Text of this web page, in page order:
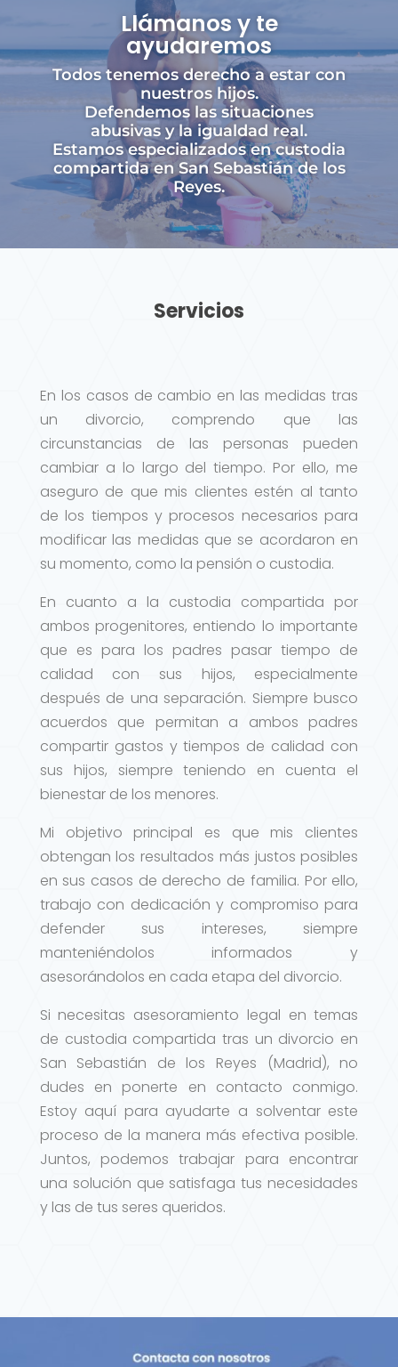
Llámanos y te
ayudaremos
Todos tenemos derecho a estar con
nuestros hijos.
Defendemos las situaciones
abusivas y la igualdad real.
Estamos especializados en custodia
compartida en San Sebastián de los
Reyes.
Servicios
En los casos de cambio en las medidas tras
un divorcio, comprendo que las
circunstancias de las personas pueden
cambiar a lo largo del tiempo. Por ello, me
aseguro de que mis clientes estén al tanto
de los tiempos y procesos necesarios para
modificar las medidas que se acordaron en
su momento, como la pensión o custodia.
En cuanto a la custodia compartida por
ambos progenitores, entiendo lo importante
que es para los padres pasar tiempo de
calidad con sus hijos, especialmente
después de una separación. Siempre busco
acuerdos que permitan a ambos padres
compartir gastos y tiempos de calidad con
sus hijos, siempre teniendo en cuenta el
bienestar de los menores.
Mi objetivo principal es que mis clientes
obtengan los resultados más justos posibles
en sus casos de derecho de familia. Por ello,
trabajo con dedicación y compromiso para
defender sus intereses, siempre
manteniéndolos informados y
asesorándolos en cada etapa del divorcio.
Si necesitas asesoramiento legal en temas
de custodia compartida tras un divorcio en
San Sebastián de los Reyes (Madrid), no
dudes en ponerte en contacto conmigo.
Estoy aquí para ayudarte a solventar este
proceso de la manera más efectiva posible.
Juntos, podemos trabajar para encontrar
una solución que satisfaga tus necesidades
y las de tus seres queridos.